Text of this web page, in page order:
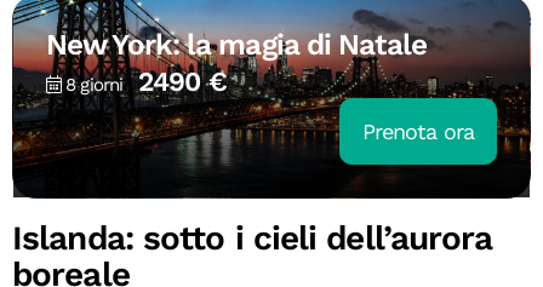
New York: la magia di Natale
8 giorni 2490 €
Prenota ora
Islanda: sotto i cieli dell’aurora
boreale